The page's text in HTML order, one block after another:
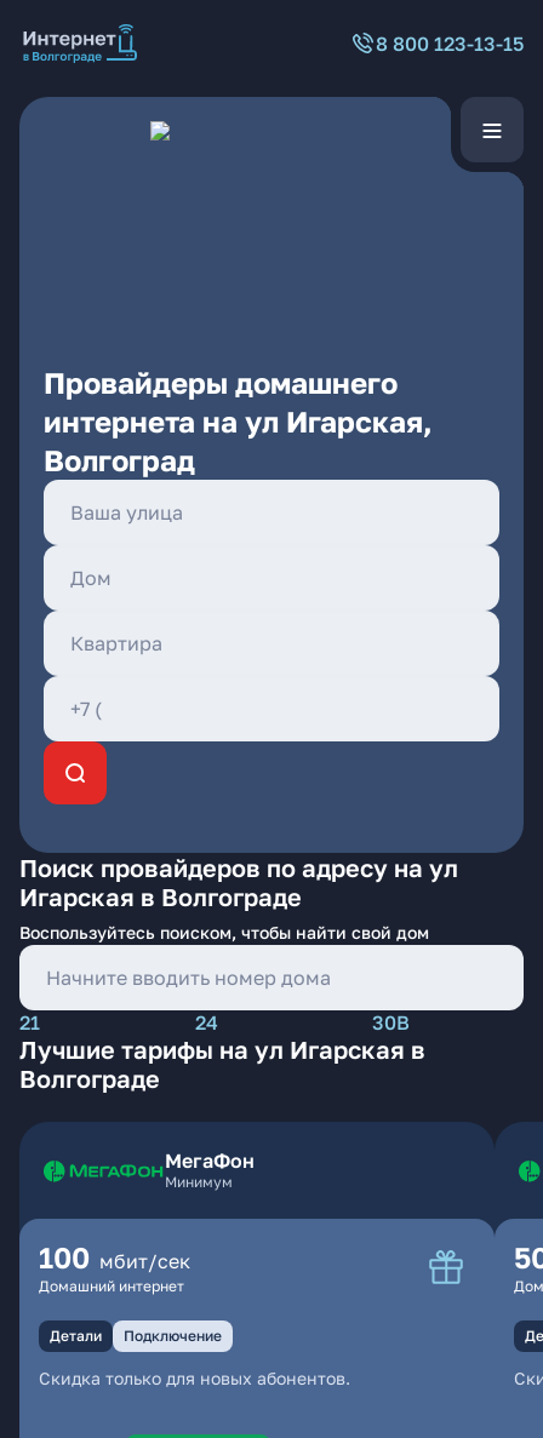
8 800 123-13-15
Провайдеры домашнего
интернета на ул Игарская,
Волгоград
Поиск провайдеров по адресу на ул
Игарская в Волгограде
Воспользуйтесь поиском, чтобы найти свой дом
21 24 30В
Лучшие тарифы на ул Игарская в
Волгограде
МегаФон
Минимум
100 мбит/сек
Домашний интернет
Детали Подключение
Скидка только для новых абонентов.